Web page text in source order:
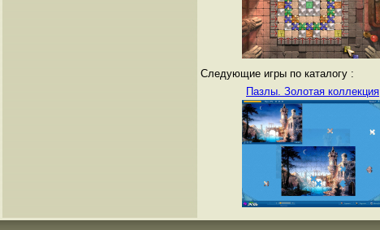
Следующие игры по каталогу :
Пазлы. Золотая коллекция